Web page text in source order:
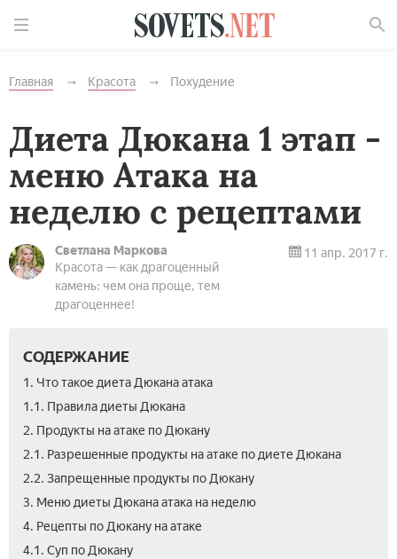
Главная Красота Похудение
Диета Дюкана 1 этап -
меню Атака на
неделю с рецептами
Светлана Маркова
Красота — как драгоценный
камень: чем она проще, тем
драгоценнее!
11 апр. 2017 г.
СОДЕРЖАНИЕ
1. Что такое диета Дюкана атака
1.1. Правила диеты Дюкана
2. Продукты на атаке по Дюкану
2.1. Разрешенные продукты на атаке по диете Дюкана
2.2. Запрещенные продукты по Дюкану
3. Меню диеты Дюкана атака на неделю
4. Рецепты по Дюкану на атаке
4.1. Суп по Дюкану